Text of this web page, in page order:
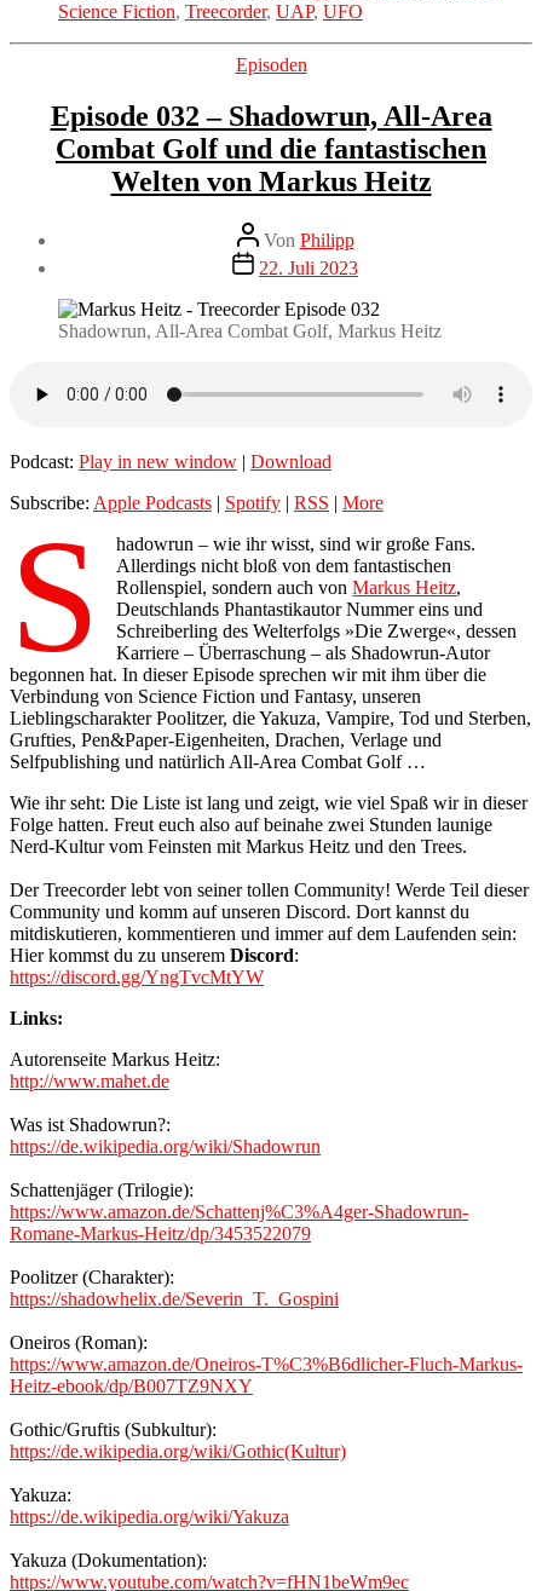
Science Fiction, Treecorder, UAP, UFO
Kategorien
Episoden
Episode 032 – Shadowrun, All-Area
Combat Golf und die fantastischen
Welten von Markus Heitz
Beitragsautor
Von Philipp
Veröffentlichungsdatum
22. Juli 2023
Shadowrun, All-Area Combat Golf, Markus Heitz
Podcast: Play in new window | Download
Subscribe: Apple Podcasts | Spotify | RSS | More
S
hadowrun – wie ihr wisst, sind wir große Fans.
Allerdings nicht bloß von dem fantastischen
Rollenspiel, sondern auch vonMarkus Heitz,
Deutschlands Phantastikautor Nummer eins und
Schreiberling des Welterfolgs »Die Zwerge«, dessen
Karriere – Überraschung – als Shadowrun-Autor
begonnen hat. In dieser Episode sprechen wir mit ihm über die
Verbindung von Science Fiction und Fantasy, unseren
Lieblingscharakter Poolitzer, die Yakuza, Vampire, Tod und Sterben,
Grufties, Pen&Paper-Eigenheiten, Drachen, Verlage und
Selfpublishing und natürlich All-Area Combat Golf …
Wie ihr seht: Die Liste ist lang und zeigt, wie viel Spaß wir in dieser
Folge hatten. Freut euch also auf beinahe zwei Stunden launige
Nerd-Kultur vom Feinsten mit Markus Heitz und den Trees.
Der Treecorder lebt von seiner tollen Community! Werde Teil dieser
Community und komm auf unseren Discord. Dort kannst du
mitdiskutieren, kommentieren und immer auf dem Laufenden sein:
Hier kommst du zu unserem Discord:
https://discord.gg/YngTvcMtYW
Links:
Autorenseite Markus Heitz:
http://www.mahet.de
Was ist Shadowrun?:
https://de.wikipedia.org/wiki/Shadowrun
Schattenjäger (Trilogie):
https://www.amazon.de/Schattenj%C3%A4ger-Shadowrun-
Romane-Markus-Heitz/dp/3453522079
Poolitzer (Charakter):
https://shadowhelix.de/Severin_T._Gospini
Oneiros (Roman):
https://www.amazon.de/Oneiros-T%C3%B6dlicher-Fluch-Markus-
Heitz-ebook/dp/B007TZ9NXY
Gothic/Gruftis (Subkultur):
https://de.wikipedia.org/wiki/Gothic(Kultur)
Yakuza:
https://de.wikipedia.org/wiki/Yakuza
Yakuza (Dokumentation):
https://www.youtube.com/watch?v=fHN1beWm9ec